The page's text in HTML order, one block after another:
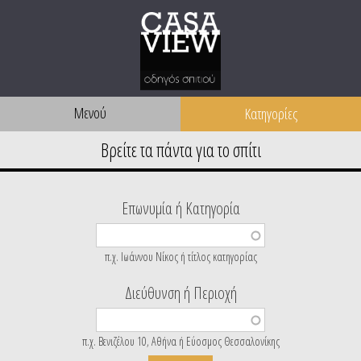
Μενού
Επωνυμία ή Κατηγορία
π.χ. Ιωάννου Νίκος ή τίτλος κατηγορίας
Διεύθυνση ή Περιοχή
π.χ. Βενιζέλου 10, Αθήνα ή Εύοσμος Θεσσαλονίκης